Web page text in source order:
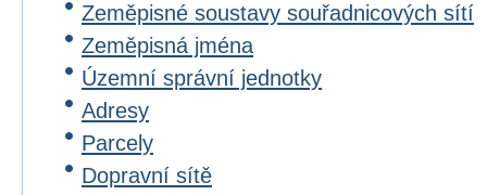
Zeměpisné soustavy souřadnicových sítí
Zeměpisná jména
Územní správní jednotky
Adresy
Parcely
Dopravní sítě